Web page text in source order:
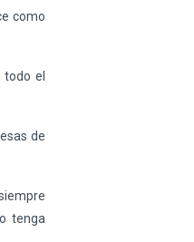
como
el
de
tenga